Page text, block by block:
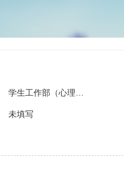
学生工作部（心理）—专任教师
未填写